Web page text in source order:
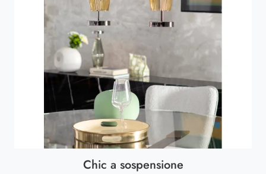
Chic a sospensione